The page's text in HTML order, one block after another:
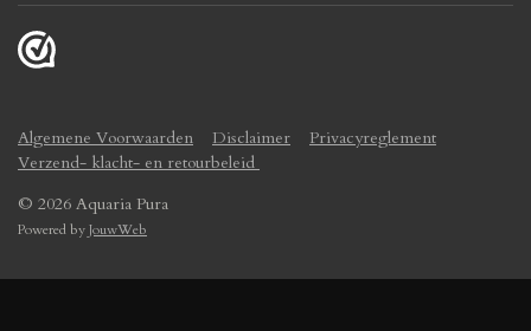
Algemene Voorwaarden Disclaimer
Privacyreglement
Verzend- klacht- en retourbeleid
© 2026 Aquaria Pura
Powered byJouwWeb